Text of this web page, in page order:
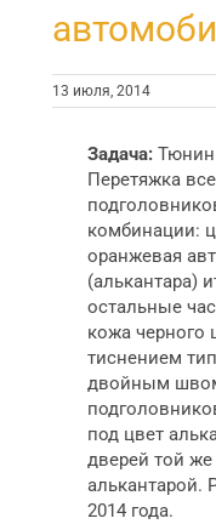
13 июля, 2014
Задача:
Перетяжка
комбинации:
оранжевая
(алькантара)
остальные
кожа черного
тиснением
двойным
под цвет
дверей той
алькантарой.
2014 года.